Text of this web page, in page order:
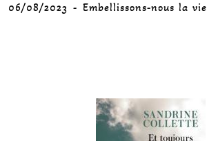
06/08/2023 Embellissons-nous la vie